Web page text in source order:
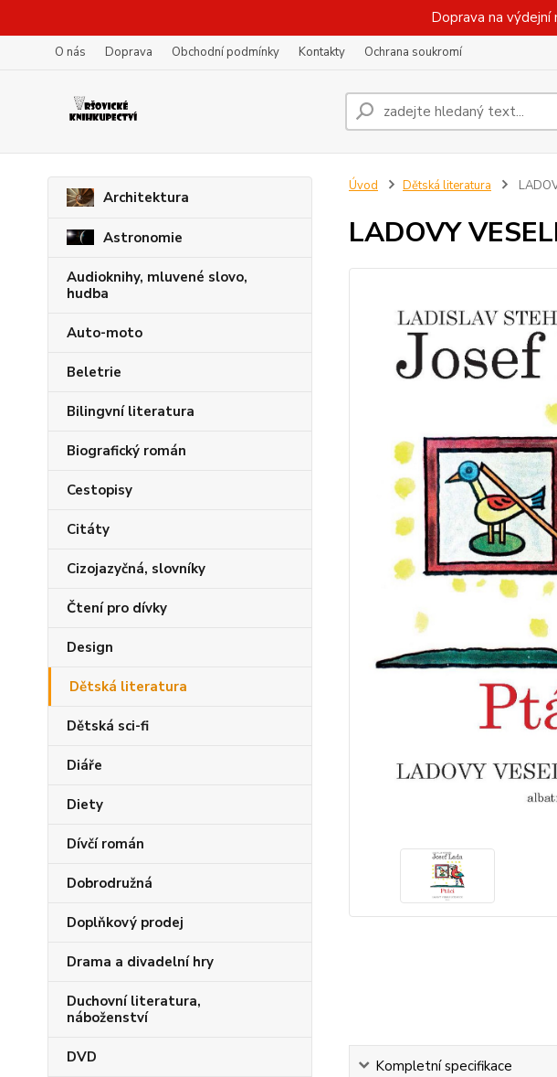
Doprava na
O nás Doprava Obchodní podmínky Kontakty Ochrana soukromí
Architektura
Astronomie
Audioknihy, mluvené slovo,
hudba
Auto-moto
Beletrie
Bilingvní literatura
Biografický román
Cestopisy
Citáty
Cizojazyčná, slovníky
Čtení pro dívky
Design
Dětská literatura
Dětská sci-fi
Diáře
Diety
Dívčí román
Dobrodružná
Doplňkový prodej
Drama a divadelní hry
Duchovní literatura,
náboženství
DVD
Úvod Dětská literatura
LADOVY
Kompletní specifikace